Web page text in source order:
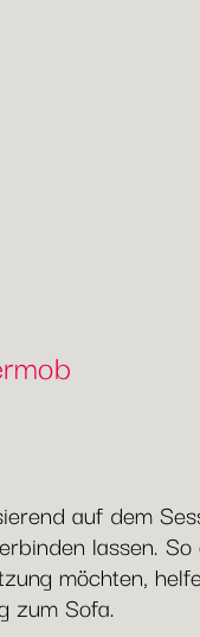
auf dem
lassen.
möchten,
zum Sofa.